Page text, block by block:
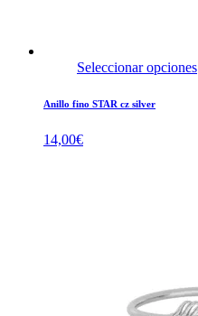
Seleccionar opciones
Anillo fino STAR cz silver
14,00€